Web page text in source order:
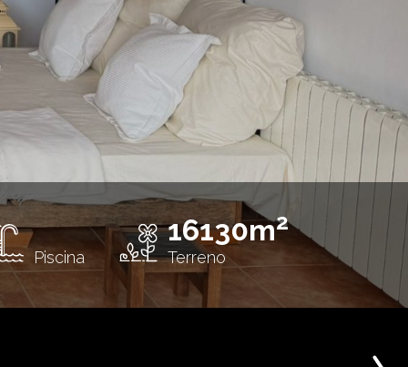
Piscina
16130m2
Terreno